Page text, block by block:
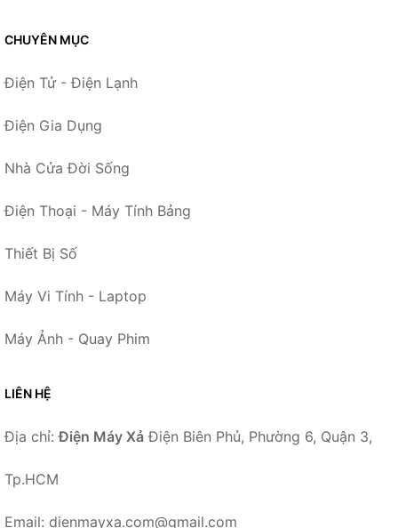
CHUYÊN MỤC
Điện Tử - Điện Lạnh
Điện Gia Dụng
Nhà Cửa Đời Sống
Điện Thoại - Máy Tính Bảng
Thiết Bị Số
Máy Vi Tính - Laptop
Máy Ảnh - Quay Phim
LIÊN HỆ
Địa chỉ:Điện Máy Xả Điện Biên Phủ, Phường 6, Quận 3,
Tp.HCM
Email: dienmayxa.com@gmail.com